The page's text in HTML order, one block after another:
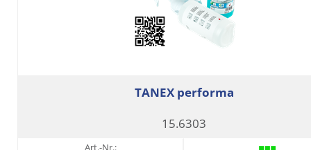
TANEX performa
15.6303
Art.-Nr.: